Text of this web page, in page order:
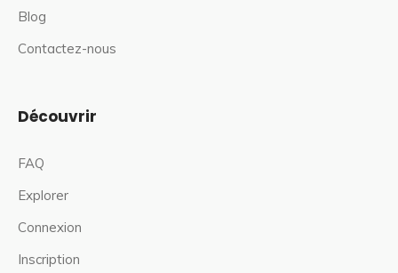
Blog
Contactez-nous
Découvrir
FAQ
Explorer
Connexion
Inscription